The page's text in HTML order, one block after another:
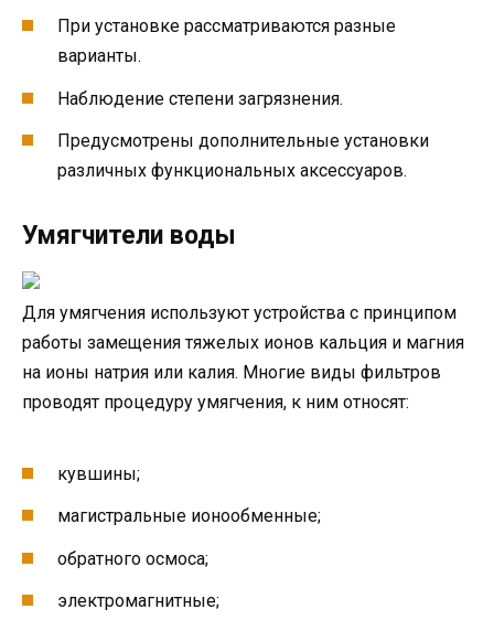
При установке рассматриваются разные
варианты.
Наблюдение степени загрязнения.
Предусмотрены дополнительные установки
различных функциональных аксессуаров.
Умягчители воды
Для умягчения используют устройства с принципом
работы замещения тяжелых ионов кальция и магния
на ионы натрия или калия. Многие виды фильтров
проводят процедуру умягчения, к ним относят:
кувшины;
магистральные ионообменные;
обратного осмоса;
электромагнитные;